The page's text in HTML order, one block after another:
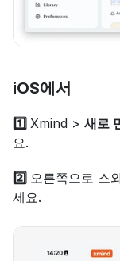
iOS에서
1️⃣ Xmind > 새로
요.
2️⃣ 오른쪽으로 스
세요.